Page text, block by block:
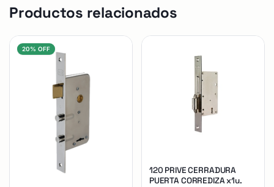
Productos relacionados
20% OFF
120 PRIVE CERRADURA
PUERTA CORREDIZA x1u.